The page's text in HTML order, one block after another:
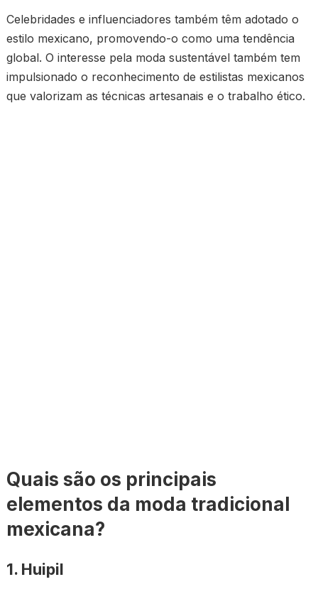
Celebridades e influenciadores também têm adotado o
estilo mexicano, promovendo-o como uma tendência
global. O interesse pela moda sustentável também tem
impulsionado o reconhecimento de estilistas mexicanos
que valorizam as técnicas artesanais e o trabalho ético.
Quais são os principais
elementos da moda tradicional
mexicana?
1. Huipil